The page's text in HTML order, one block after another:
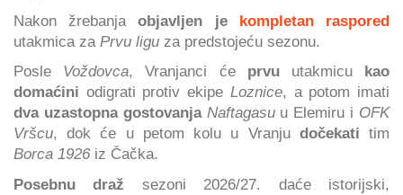
Nakon žrebanjaobjavljen je
kompletan raspored
utakmica za Prvu ligu za predstojeću sezonu.
Posle Voždovca, Vranjanci će prvuutakmicu
kao
domaćini odigrati protiv ekipe Loznice, a potom imati
dva uzastopna gostovanjaNaftagasuu Elemiru i OFK
Vršcu, dok će u petom kolu u Vranju dočekatitim
Borca 1926iz Čačka.
Posebnu draž sezoni 2026/27. daće istorijski,